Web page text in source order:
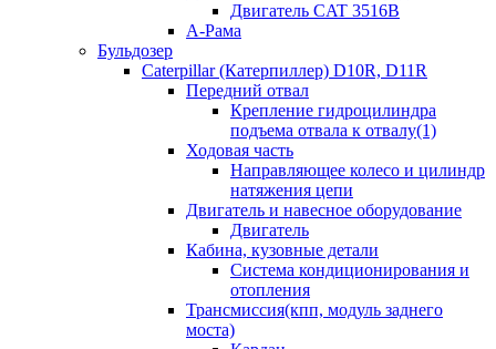
Двигатель CAT 3516B
А-Рама
Бульдозер
Caterpillar (Катерпиллер) D10R, D11R
Передний отвал
Крепление гидроцилиндра
подъема отвала к отвалу(1)
Ходовая часть
Направляющее колесо и цилиндр
натяжения цепи
Двигатель и навесное оборудование
Двигатель
Кабина, кузовные детали
Система кондиционирования и
отопления
Трансмиссия(кпп, модуль заднего
моста)